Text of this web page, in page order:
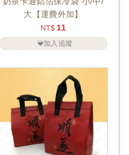
大【運費外加】
NT$ 11
加入追蹤